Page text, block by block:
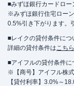
■みずほ銀行カードロー
※みずほ銀行住宅ロー
0.5%引き下がります。
■レイクの貸付条件につ
詳細の貸付条件はこちら
■アイフルの貸付条件に
※【商号】アイフル株
【貸付利率】3.0%～